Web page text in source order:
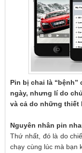
Pin bị chai là
ngày, nhưng lí do
và cả do những thiết
Nguyên nhân pin
Thứ nhất, đó là do
chạy cùng lúc mà bạn